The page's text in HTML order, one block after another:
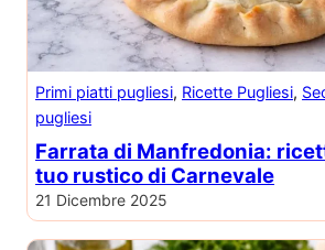
Primi piatti pugliesi, Ricette Pugliesi,
pugliesi
Farrata di Manfredonia:
tuo rustico di Carnevale
21 Dicembre 2025